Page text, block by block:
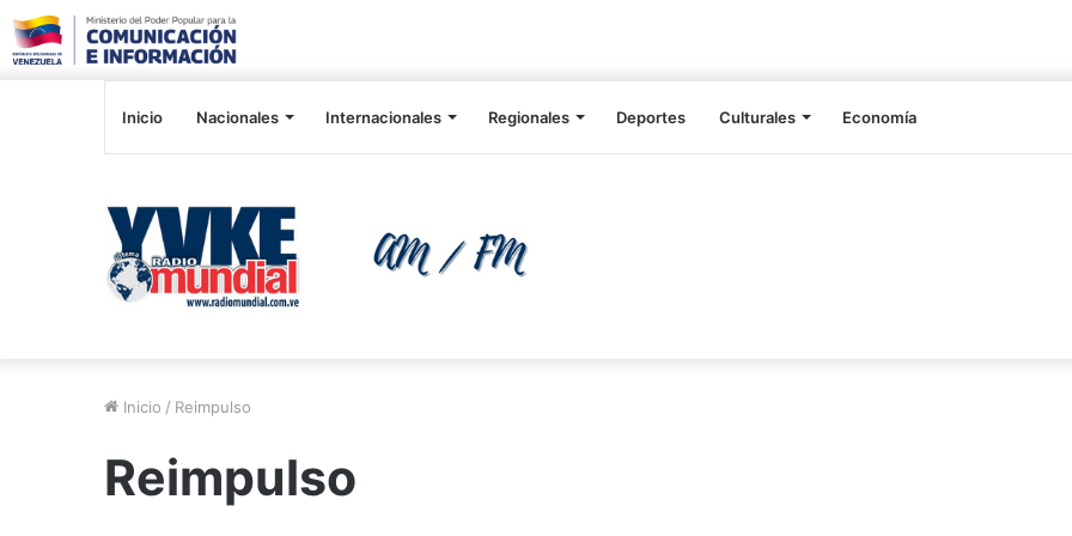
Inicio Nacionales Internacionales Regionales Deportes Culturales Economía
Inicio / Reimpulso
Reimpulso